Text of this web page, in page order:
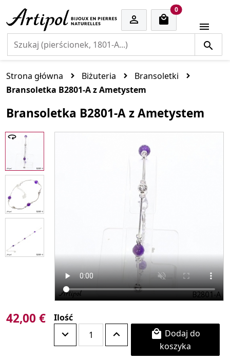

0cart items

Strona główna Biżuteria
Bransoletki
Bransoletka B2801-A z Ametystem
Bransoletka B2801-A z Ametystem
42,00 € Ilość

koszyka